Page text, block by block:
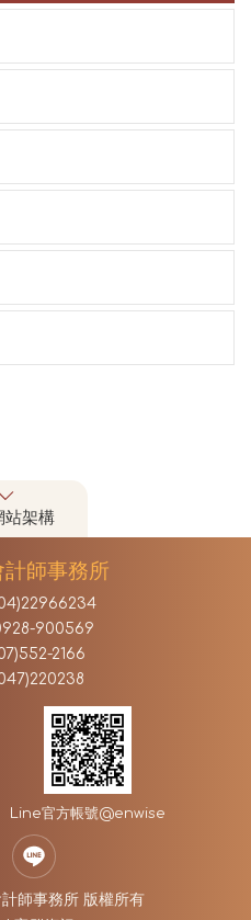
站架構
師事務所
900569
2166
Line官方帳號@enwise
師事務所 版權所有